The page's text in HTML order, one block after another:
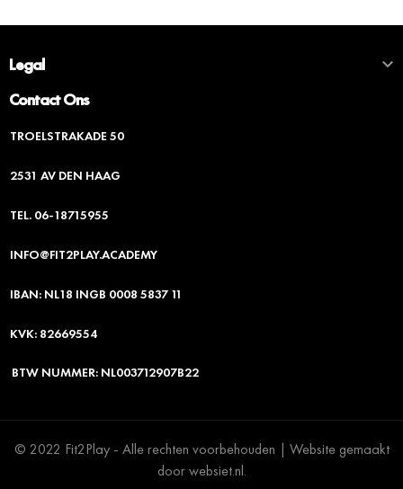
Legal 
Contact Ons
TROELSTRAKADE 50
2531 AV DEN HAAG
TEL. 06-18715955
INFO@FIT2PLAY.ACADEMY
IBAN: NL18 INGB 0008 5837 11
KVK: 82669554
BTW NUMMER: NL003712907B22
© 2022 Fit2Play - Alle rechten voorbehouden | Website gemaakt
door websiet.nl.